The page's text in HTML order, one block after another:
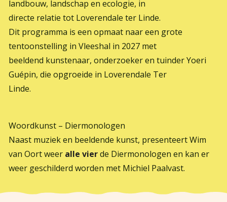
landbouw, landschap en ecologie, in
directe relatie tot Loverendale ter Linde.
Dit programma is een opmaat naar een grote
tentoonstelling in Vleeshal in 2027 met
beeldend kunstenaar, onderzoeker en tuinder Yoeri
Guépin, die opgroeide in Loverendale Ter
Linde.
Woordkunst – Diermonologen
Naast muziek en beeldende kunst, presenteert Wim
van Oort weer alle vierde Diermonologen en kan er
weer geschilderd worden met Michiel Paalvast.